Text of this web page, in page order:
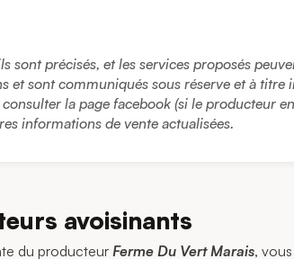
sont précisés, et les services proposés
et sont communiqués sous réserve et à titre
consulter la page facebook (si le producteur
informations de vente actualisées.
avoisinants
du producteurFerme Du Vert Marais,